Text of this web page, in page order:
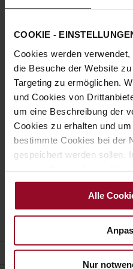
COOKIE -
Cookies werden verwendet,
die Besuche der Website
Targeting zu ermöglichen.
und Cookies von
um eine Beschreibung der
Cookies zu erhalten und
bestimmte Cookies bei der
gespeichert werden sollen.
Informationen.
Alle
Nur
Passwort anzeigen
Passwort vergessen?
Neue Kunden
Ein Konto zu erstellen hat
gehen, mehr als eine Adresse
verfolgen und mehr.
Ein
KUNDENSERVICE